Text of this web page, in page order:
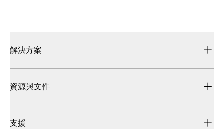
解決方案
資源與文件
支援